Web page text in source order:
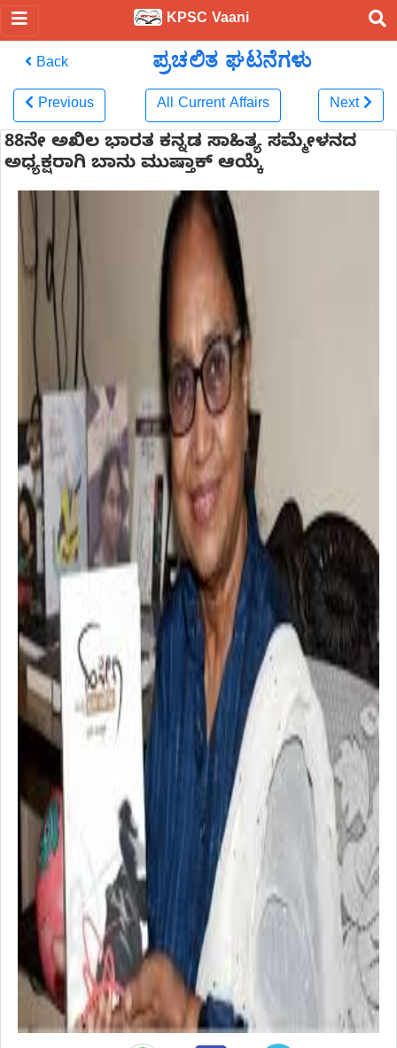
KPSC Vaani
Back ಪ್ರಚಲಿತ ಘಟನೆಗಳು
Previous All Current Affairs Next
88ನೇ ಅಖಿಲ ಭಾರತ ಕನ್ನಡ ಸಾಹಿತ್ಯ ಸಮ್ಮೇಳನದ
ಅಧ್ಯಕ್ಷರಾಗಿ ಬಾನು ಮುಷ್ತಾಕ್‌ ಆಯ್ಕೆ